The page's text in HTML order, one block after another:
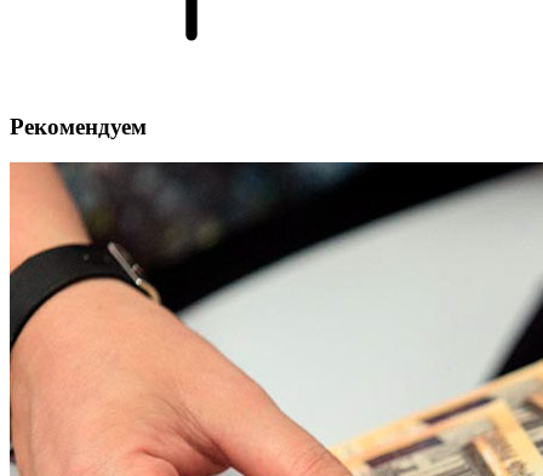
Рекомендуем